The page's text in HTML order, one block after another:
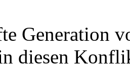
Generation
diesen